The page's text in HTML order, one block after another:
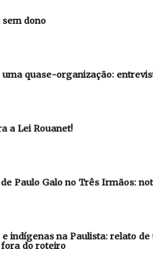
dono
uma quase-organização:
a Lei Rouanet!
Paulo Galo no Três Irmãos:
indígenas na Paulista: relato de
do roteiro